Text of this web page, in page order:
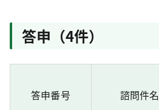
答申（4件）
答申番号 諮問件名